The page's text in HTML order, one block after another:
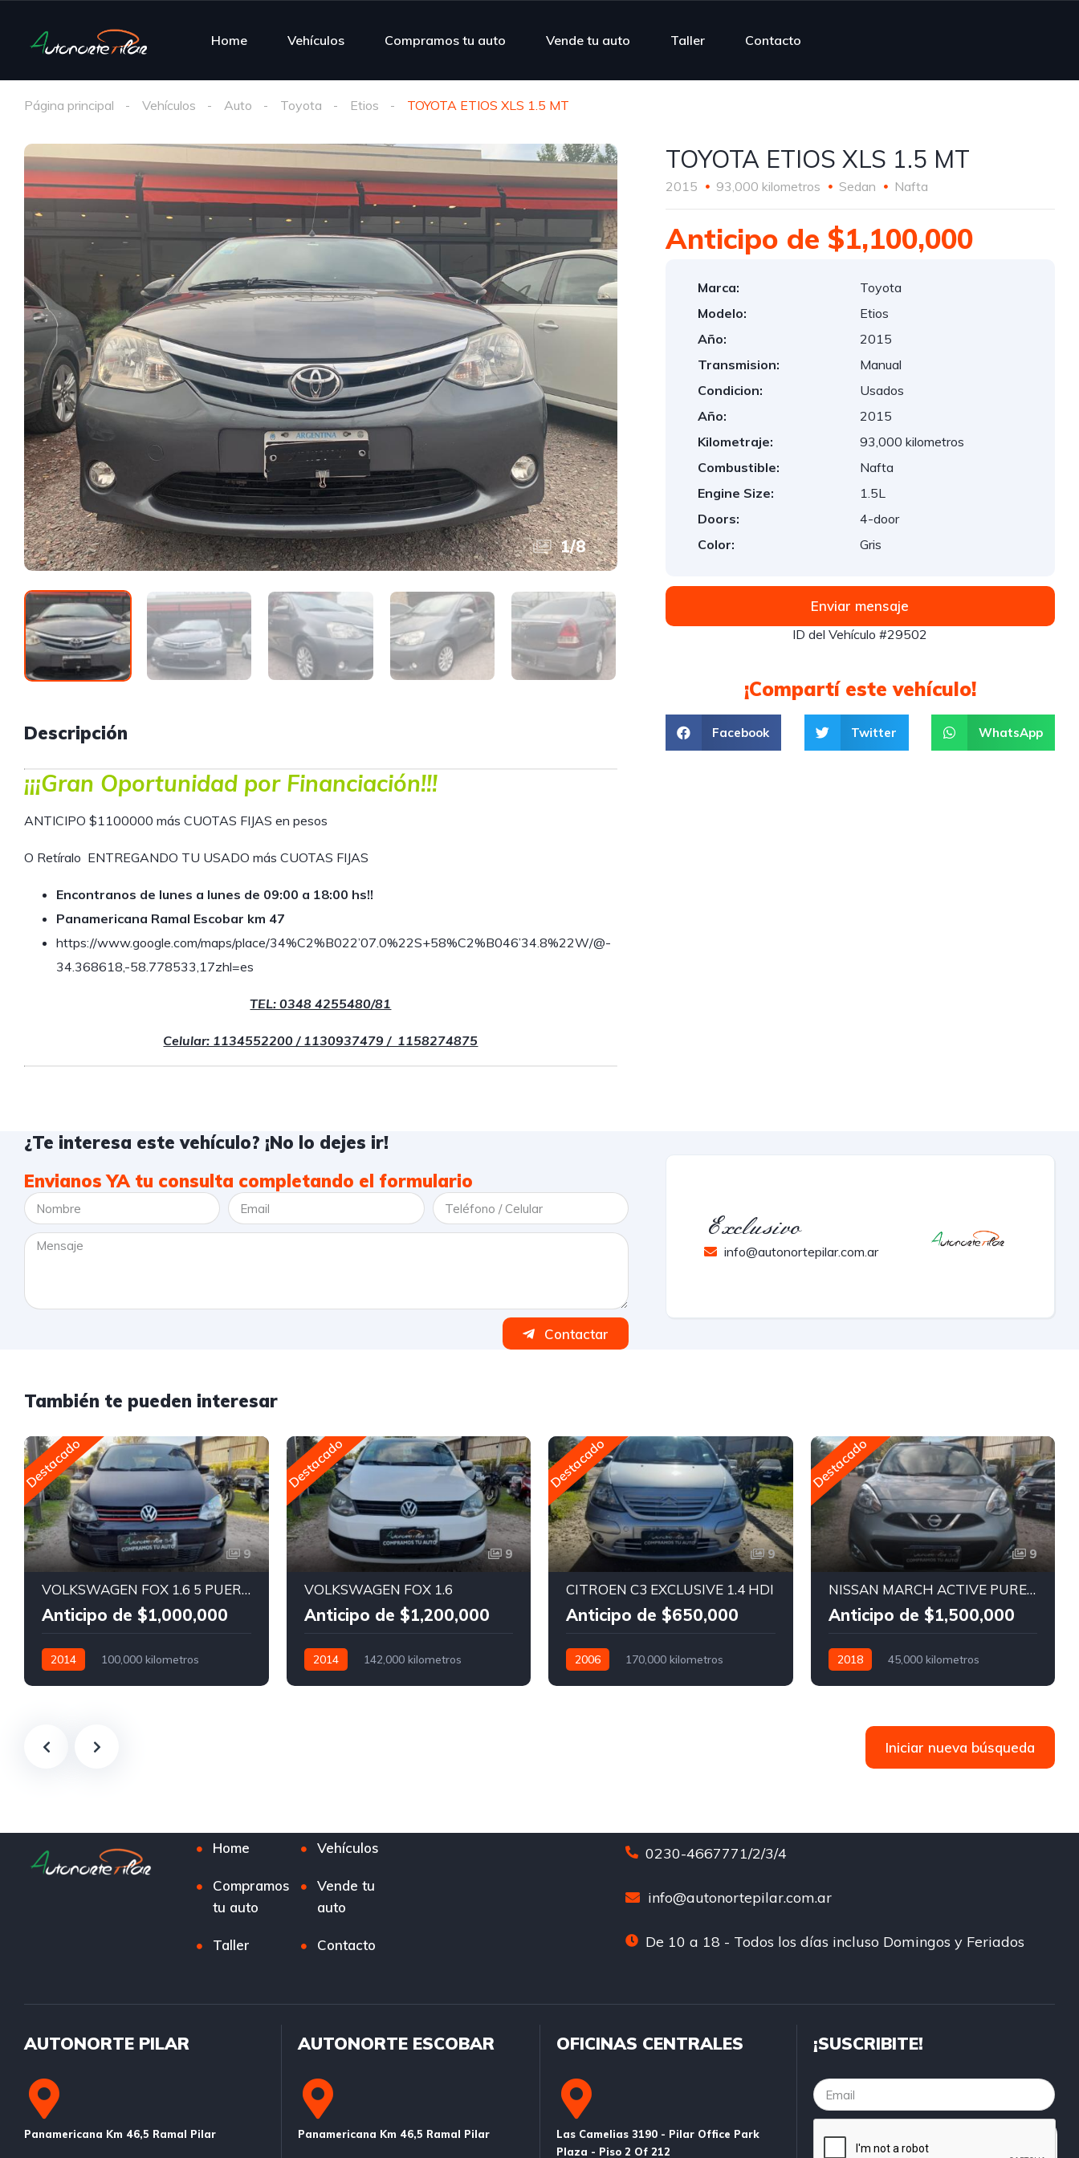
Home Vehículos Compramos tu auto Vende tu auto Taller Contacto
Página principal Vehículos Auto Toyota Etios TOYOTA ETIOS XLS 1.5 MT
1/8
Descripción
¡¡¡Gran Oportunidad por Financiación!!!
ANTICIPO $1100000 más CUOTAS FIJAS en pesos
O Retíralo ENTREGANDO TU USADO más CUOTAS FIJAS
Encontranos de lunes a lunes de 09:00 a 18:00 hs!!
Panamericana Ramal Escobar km 47
https://www.google.com/maps/place/34%C2%B022’07.0%22S+58%C2%B046’34.8%22W/@-
34.368618,-58.778533,17zhl=es
TEL: 0348 4255480/81
Celular: 1134552200 / 1130937479 / 1158274875
TOYOTA ETIOS XLS 1.5 MT
2015 93,000 kilometros Sedan Nafta
Anticipo de $1,100,000
Marca:
Toyota
Modelo:
Etios
Año:
2015
Transmision:
Manual
Condicion:
Usados
Año:
2015
Kilometraje:
93,000 kilometros
Combustible:
Nafta
Engine Size:
1.5L
Doors:
4-door
Color:
Gris
Enviar mensaje
ID del Vehículo #29502
¡Compartí este vehículo!
Facebook Twitter WhatsApp
¿Te interesa este vehículo? ¡No lo dejes ir!
Envianos YA tu consulta completando el formulario
Contactar
Exclusivo
info@autonortepilar.com.ar
También te pueden interesar
Destacado
9
VOLKSWAGEN FOX 1.6 5 PUERTAS
Anticipo de $1,000,000
2014
100,000 kilometros
Destacado
9
VOLKSWAGEN FOX 1.6
Anticipo de $1,200,000
2014
142,000 kilometros
Destacado
9
CITROEN C3 EXCLUSIVE 1.4 HDI
Anticipo de $650,000
2006
170,000 kilometros
Destacado
9
NISSAN MARCH ACTIVE PURE DRIVE
Anticipo de $1,500,000
2018
45,000 kilometros
Iniciar nueva búsqueda
Home Vehículos
Compramos
tu auto
Vende tu
auto
Taller Contacto
0230-4667771/2/3/4
info@autonortepilar.com.ar
De 10 a 18 - Todos los días incluso Domingos y Feriados
AUTONORTE PILAR
Panamericana Km 46,5 Ramal Pilar
AUTONORTE ESCOBAR
Panamericana Km 46,5 Ramal Pilar
OFICINAS CENTRALES
Las Camelias 3190 - Pilar Office Park
Plaza - Piso 2 Of 212
¡SUSCRIBITE!